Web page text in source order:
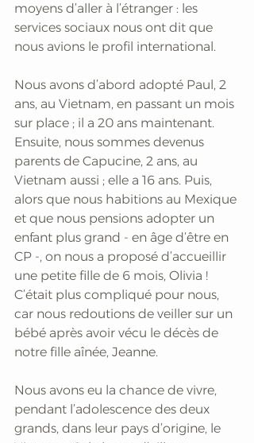
moyens d’aller à l’étranger : les
services sociaux nous ont dit que
nous avions le profil international.
Nous avons d’abord adopté Paul, 2
ans, au Vietnam, en passant un mois
sur place ; il a 20 ans maintenant.
Ensuite, nous sommes devenus
parents de Capucine, 2 ans, au
Vietnam aussi ; elle a 16 ans. Puis,
alors que nous habitions au Mexique
et que nous pensions adopter un
enfant plus grand - en âge d’être en
CP -, on nous a proposé d’accueillir
une petite fille de 6 mois, Olivia !
C’était plus compliqué pour nous,
car nous redoutions de veiller sur un
bébé après avoir vécu le décès de
notre fille aînée, Jeanne.
Nous avons eu la chance de vivre,
pendant l’adolescence des deux
grands, dans leur pays d’origine, le